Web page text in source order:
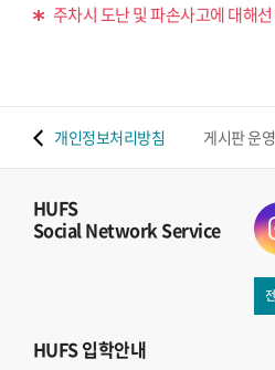
주차시 도난 및 파손사고에 대해
개인정보처리방침 게시판 운
HUFS
Social Network Service
HUFS입학안내